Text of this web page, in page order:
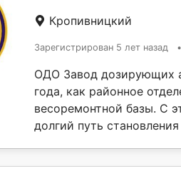
Кропивницкий
Зарегистрирован 5 лет назад •
ОДО Завод дозирующих
года, как районное
весоремонтной базы. С
долгий путь